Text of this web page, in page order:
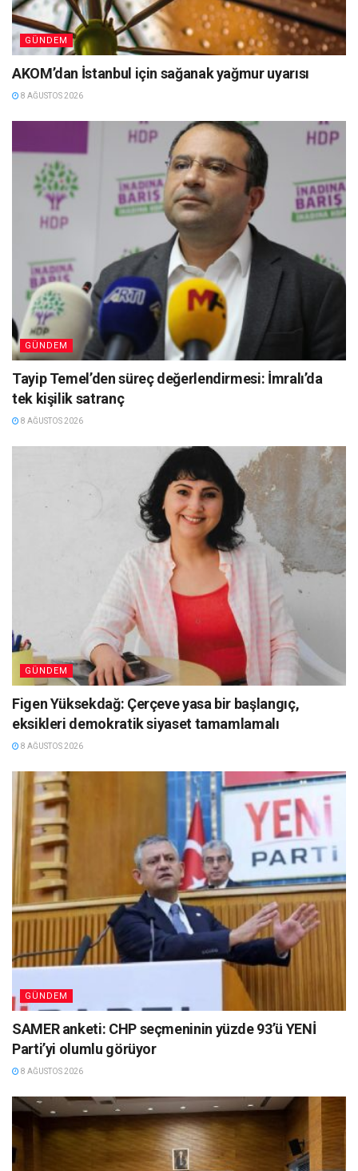
GÜNDEM
AKOM’dan İstanbul için sağanak yağmur uyarısı
8 AĞUSTOS 2026
GÜNDEM
Tayip Temel’den süreç değerlendirmesi: İmralı’da
tek kişilik satranç
8 AĞUSTOS 2026
GÜNDEM
Figen Yüksekdağ: Çerçeve yasa bir başlangıç,
eksikleri demokratik siyaset tamamlamalı
8 AĞUSTOS 2026
GÜNDEM
SAMER anketi: CHP seçmeninin yüzde 93’ü YENİ
Parti’yi olumlu görüyor
8 AĞUSTOS 2026